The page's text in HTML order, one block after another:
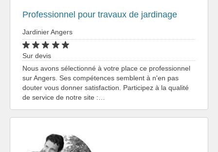
Professionnel pour travaux de jardinage
Jardinier Angers
Sur devis
Nous avons sélectionné à votre place ce professionnel
sur Angers. Ses compétences semblent à n'en pas
douter vous donner satisfaction. Participez à la qualité
de service de notre site :…